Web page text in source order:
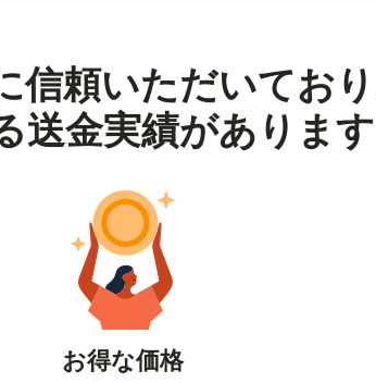
信頼いただいてお
送金実績があります
お得な価格